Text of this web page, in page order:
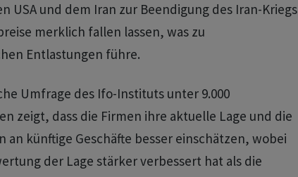
USA und dem Iran zur Beendigung des Iran-Kriegs
merklich fallen lassen, was zu
Entlastungen führe.
Umfrage des Ifo-Instituts unter 9.000
zeigt, dass die Firmen ihre aktuelle Lage und die
an künftige Geschäfte besser einschätzen, wobei
der Lage stärker verbessert hat als die